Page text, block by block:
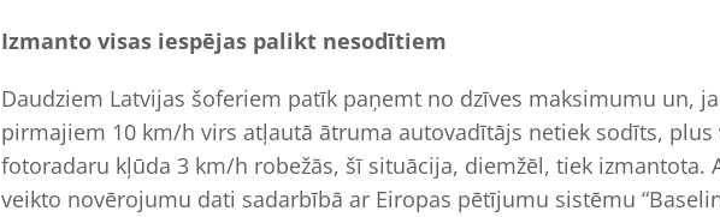
Izmanto visas iespējas palikt nesodītiem
Daudziem Latvijas šoferiem patīk paņemt no dzīves maksimumu un,
pirmajiem 10 km/h virs atļautā ātruma autovadītājs netiek sodīts,
fotoradaru kļūda 3 km/h robežās, šī situācija, diemžēl, tiek izmantota.
veikto novērojumu dati sadarbībā ar Eiropas pētījumu sistēmu